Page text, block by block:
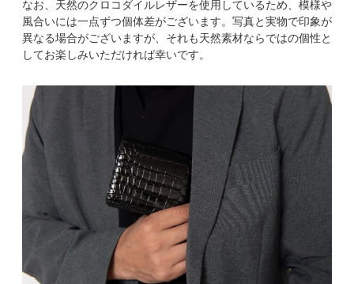
なお、天然のクロコダイルレザーを使用しているため、模様や
風合いには一点ずつ個体差がございます。写真と実物で印象が
異なる場合がございますが、それも天然素材ならではの個性と
してお楽しみいただければ幸いです。